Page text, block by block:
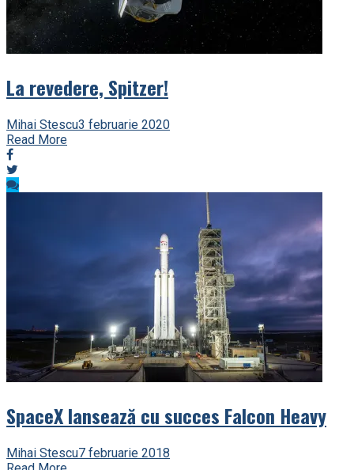
La revedere, Spitzer!
Mihai Stescu3 februarie 2020
Read More
SpaceX lansează cu succes Falcon Heavy
Mihai Stescu7 februarie 2018